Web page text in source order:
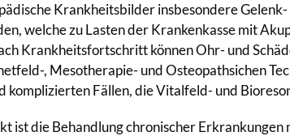
Krankheitsbilder insbesondere Gelenk-
welche zu Lasten der Krankenkasse mit
Krankheitsfortschritt können Ohr- und
, Mesotherapie- und Osteopathsichen
komplizierten Fällen, die Vitalfeld- und
ist die Behandlung chronischer Erkrankungen